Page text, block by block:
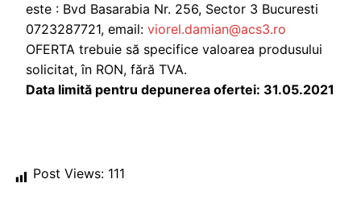
este : Bvd Basarabia Nr. 256, Sector 3 Bucuresti
0723287721, email: viorel.damian@acs3.ro
OFERTA trebuie să specifice valoarea produsului
solicitat, în RON, fără TVA.
Data limită pentru depunerea ofertei: 31.05.2021
Post Views: 111